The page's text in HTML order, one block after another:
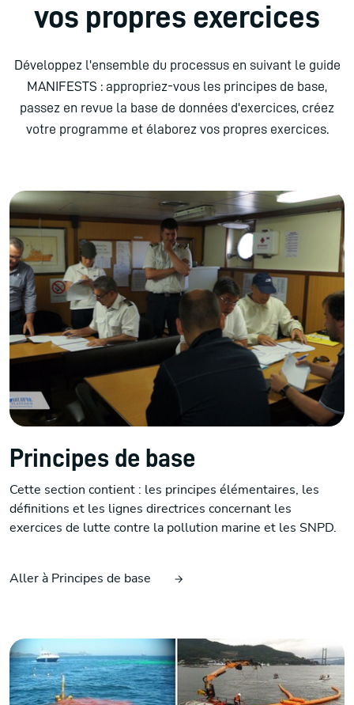
vos propres exercices
Développez l'ensemble du processus en suivant le guide
MANIFESTS : appropriez-vous les principes de base,
passez en revue la base de données d'exercices, créez
votre programme et élaborez vos propres exercices.
Principes de base
Cette section contient : les principes élémentaires, les
définitions et les lignes directrices concernant les
exercices de lutte contre la pollution marine et les SNPD.
Aller à Principes de base